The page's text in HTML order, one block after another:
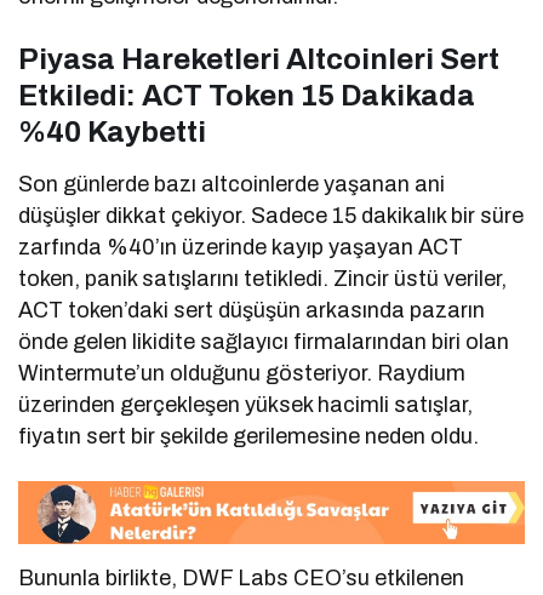
Piyasa Hareketleri Altcoinleri Sert
Etkiledi: ACT Token 15 Dakikada
%40 Kaybetti
Son günlerde bazı altcoinlerde yaşanan ani
düşüşler dikkat çekiyor. Sadece 15 dakikalık bir süre
zarfında %40’ın üzerinde kayıp yaşayan ACT
token, panik satışlarını tetikledi. Zincir üstü veriler,
ACT token’daki sert düşüşün arkasında pazarın
önde gelen likidite sağlayıcı firmalarından biri olan
Wintermute’un olduğunu gösteriyor. Raydium
üzerinden gerçekleşen yüksek hacimli satışlar,
fiyatın sert bir şekilde gerilemesine neden oldu.
Bununla birlikte, DWF Labs CEO’su etkilenen